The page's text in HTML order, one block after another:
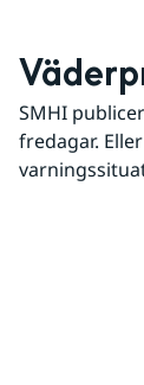
SMHI
fredagar.